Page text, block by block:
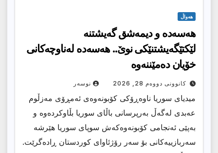
هەواڵ
هەسەدە و دیمەشق گەیشتنە
لێکتێگەیشتنێکی نوێ.. هەسەدە لەناوچەکانی
خۆیان دەمێننەوە
کانوونی دووەم 28, 2026 نوسەر
میدیای سوریا ناوەڕۆکی کۆبونەوەی ئەمڕۆی مەزڵوم
عەبدی لەگەڵ بەرپرسانی باڵای سوریا بڵاوکردەوە و
بەپێی ئەنجامی کۆبونەوەکەش سوپای سوریا هێرشە
سەربازییەکانی بۆ سەر رۆژئاوای کوردستان ڕادەگرێت.